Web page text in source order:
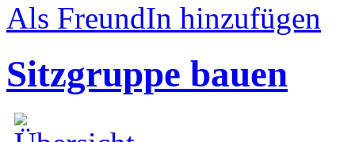
Als FreundIn hinzufügen
Sitzgruppe bauen